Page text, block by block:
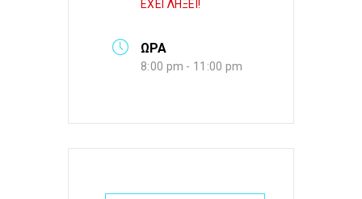
ΕΧΕΙ ΛΗΞΕΙ!
ΩΡΑ
8:00 pm - 11:00 pm